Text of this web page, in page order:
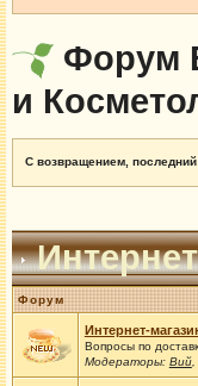
Форум
и
С возвращением,
Форум
Интернет-
Вопросы по
Модераторы: Вий,